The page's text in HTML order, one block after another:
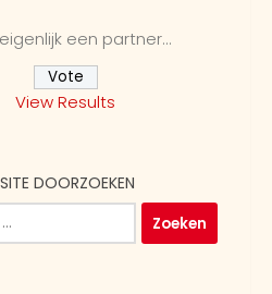
een partner...
View Results
DOORZOEKEN